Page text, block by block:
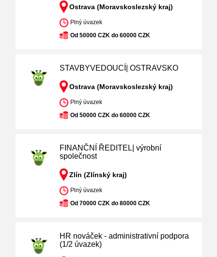
Ostrava (Moravskoslezský kraj)
Plný úvazek
Od 50000 CZK do 60000 CZK
STAVBYVEDOUCÍ| OSTRAVSKO
Ostrava (Moravskoslezský kraj)
Plný úvazek
Od 50000 CZK do 60000 CZK
FINANČNÍ ŘEDITEL| výrobní
společnost
Zlín (Zlínský kraj)
Plný úvazek
Od 70000 CZK do 80000 CZK
HR nováček - administrativní podpora
(1/2 úvazek)